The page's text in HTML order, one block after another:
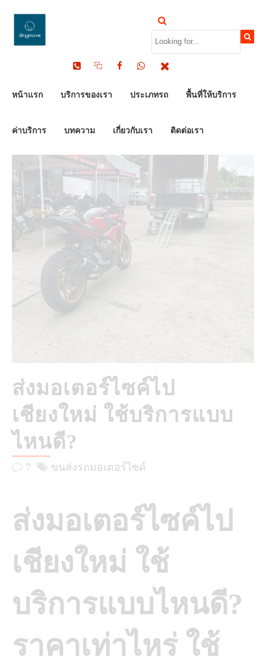
หน้าแรก บริการของเรา ประเภทรถ พื้นที่ให้บริการ
ค่าบริการ บทความ เกี่ยวกับเรา ติดต่อเรา
ส่งมอเตอร์ไซค์ไป
เชียงใหม่ ใช้บริการแบบ
ไหนดี?
7 ขนส่งรถมอเตอร์ไซค์
ส่งมอเตอร์ไซค์ไป
เชียงใหม่ ใช้
บริการแบบไหนดี?
ราคาเท่าไหร่ ใช้